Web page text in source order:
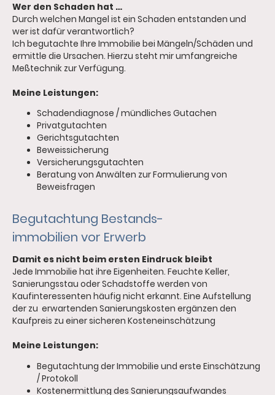
Wer den Schaden hat …
Durch welchen Mangel ist ein Schaden entstanden und
wer ist dafür verantwortlich?
Ich begutachte Ihre Immobilie bei Mängeln/Schäden und
ermittle die Ursachen. Hierzu steht mir umfangreiche
Meßtechnik zur Verfügung.
Meine Leistungen:
Schadendiagnose / mündliches Gutachen
Privatgutachten
Gerichtsgutachten
Beweissicherung
Versicherungsgutachten
Beratung von Anwälten zur Formulierung von
Beweisfragen
Begutachtung Bestands-
immobilien vor Erwerb
Damit es nicht beim ersten Eindruck bleibt
Jede Immobilie hat ihre Eigenheiten. Feuchte Keller,
Sanierungsstau oder Schadstoffe werden von
Kaufinteressenten häufig nicht erkannt. Eine Aufstellung
der zu erwartenden Sanierungskosten ergänzen den
Kaufpreis zu einer sicheren Kosteneinschätzung
Meine Leistungen:
Begutachtung der Immobilie und erste Einschätzung
/ Protokoll
Kostenermittlung des Sanierungsaufwandes